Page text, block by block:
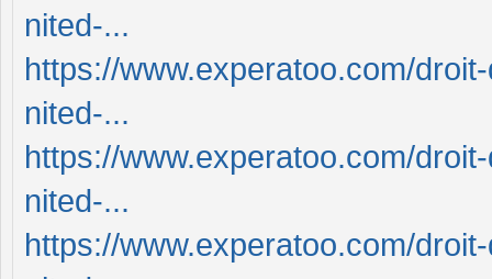
nited-...
https://www.experatoo.com/
nited-...
https://www.experatoo.com/
nited-...
https://www.experatoo.com/